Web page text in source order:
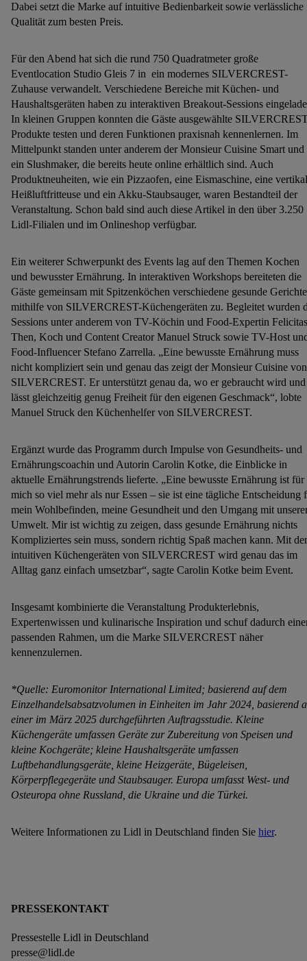
Dabei setzt die Marke auf intuitive Bedienbarkeit sowie verlässliche
Qualität zum besten Preis.
Für den Abend hat sich die rund 750 Quadratmeter große
Eventlocation Studio Gleis 7 in ein modernes SILVERCREST-
Zuhause verwandelt. Verschiedene Bereiche mit Küchen- und
Haushaltsgeräten haben zu interaktiven Breakout-Sessions
In kleinen Gruppen konnten die Gäste ausgewählte
Produkte testen und deren Funktionen praxisnah kennenlernen. Im
Mittelpunkt standen unter anderem der Monsieur Cuisine Smart und
ein Slushmaker, die bereits heute online erhältlich sind. Auch
Produktneuheiten, wie ein Pizzaofen, eine Eismaschine, eine
Heißluftfritteuse und ein Akku-Staubsauger, waren Bestandteil der
Veranstaltung. Schon bald sind auch diese Artikel in den über 3.250
Lidl-Filialen und im Onlineshop verfügbar.
Ein weiterer Schwerpunkt des Events lag auf den Themen Kochen
und bewusster Ernährung. In interaktiven Workshops bereiteten die
Gäste gemeinsam mit Spitzenköchen verschiedene gesunde Gerichte
mithilfe von SILVERCREST-Küchengeräten zu. Begleitet wurden
Sessions unter anderem von TV-Köchin und Food-Expertin Felicitas
Then, Koch und Content Creator Manuel Struck sowie TV-Host
Food-Influencer Stefano Zarrella. „Eine bewusste Ernährung muss
nicht kompliziert sein und genau das zeigt der Monsieur Cuisine von
SILVERCREST. Er unterstützt genau da, wo er gebraucht wird und
lässt gleichzeitig genug Freiheit für den eigenen Geschmack“, lobte
Manuel Struck den Küchenhelfer von SILVERCREST.
Ergänzt wurde das Programm durch Impulse von Gesundheits- und
Ernährungscoachin und Autorin Carolin Kotke, die Einblicke in
aktuelle Ernährungstrends lieferte. „Eine bewusste Ernährung ist für
mich so viel mehr als nur Essen – sie ist eine tägliche Entscheidung
mein Wohlbefinden, meine Gesundheit und den Umgang mit
Umwelt. Mir ist wichtig zu zeigen, dass gesunde Ernährung nichts
Kompliziertes sein muss, sondern richtig Spaß machen kann. Mit
intuitiven Küchengeräten von SILVERCREST wird genau das im
Alltag ganz einfach umsetzbar“, sagte Carolin Kotke beim Event.
Insgesamt kombinierte die Veranstaltung Produkterlebnis,
Expertenwissen und kulinarische Inspiration und schuf dadurch
passenden Rahmen, um die Marke SILVERCREST näher
kennenzulernen.
*Quelle: Euromonitor International Limited; basierend auf dem
Einzelhandelsabsatzvolumen in Einheiten im Jahr 2024, basierend
einer im März 2025 durchgeführten Auftragsstudie. Kleine
Küchengeräte umfassen Geräte zur Zubereitung von Speisen und
kleine Kochgeräte; kleine Haushaltsgeräte umfassen
Luftbehandlungsgeräte, kleine Heizgeräte, Bügeleisen,
Körperpflegegeräte und Staubsauger. Europa umfasst West- und
Osteuropa ohne Russland, die Ukraine und die Türkei.
Weitere Informationen zu Lidl in Deutschland finden Sie hier.
PRESSEKONTAKT
Pressestelle Lidl in Deutschland
presse@lidl.de